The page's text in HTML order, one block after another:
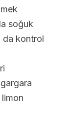
soğuk
da kontrol
limon